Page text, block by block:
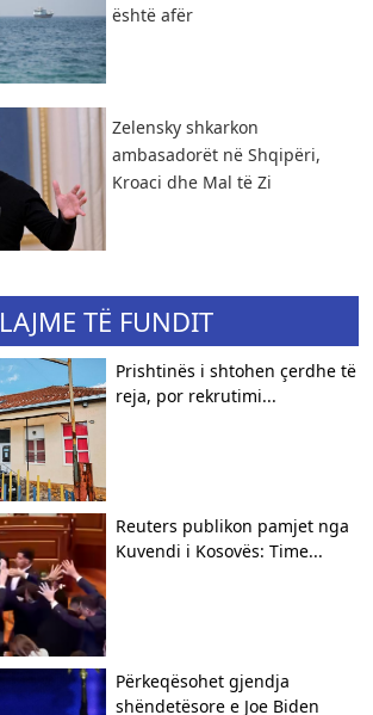
është afër
Zelensky shkarkon
ambasadorët në Shqipëri,
Kroaci dhe Mal të Zi
LAJME TË FUNDIT
Prishtinës i shtohen çerdhe të
reja, por rekrutimi...
Reuters publikon pamjet nga
Kuvendi i Kosovës: Time...
Përkeqësohet gjendja
shëndetësore e Joe Biden